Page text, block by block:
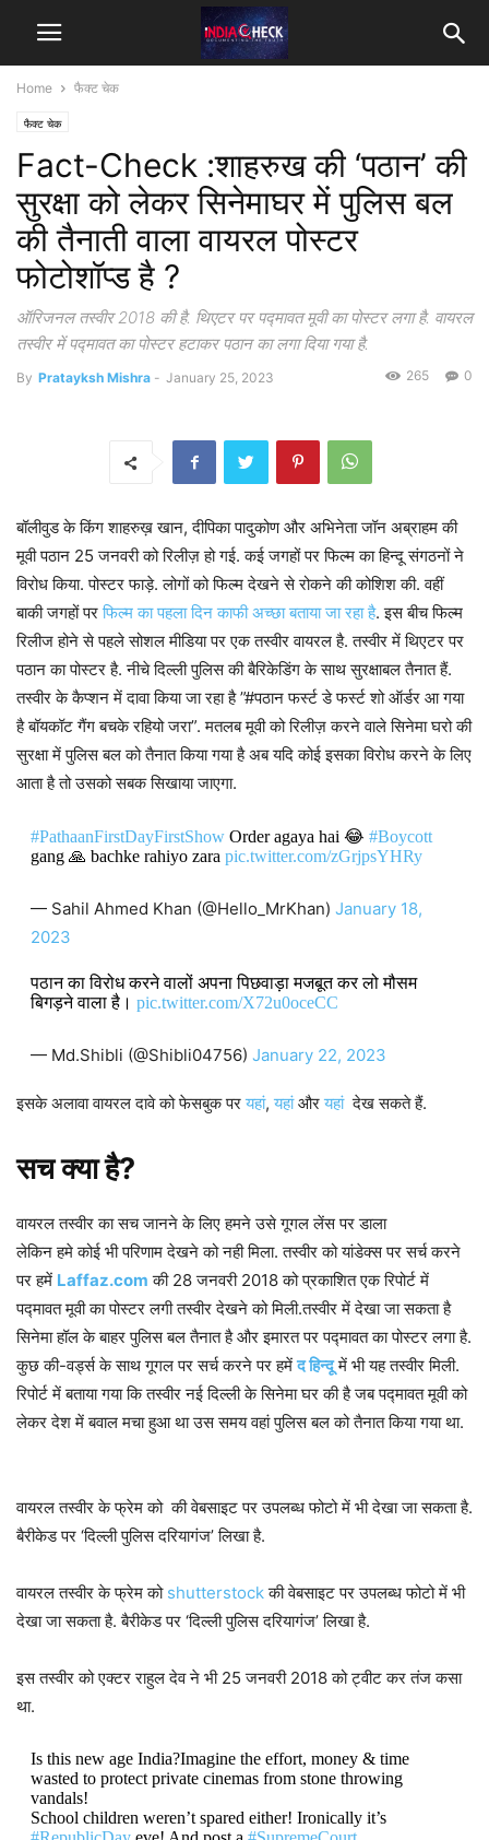
Home फैक्ट चेक
फैक्ट चेक
Fact-Check :शाहरुख की ‘पठान’ की
सुरक्षा को लेकर सिनेमाघर में पुलिस बल
की तैनाती वाला वायरल पोस्टर
फोटोशॉप्ड है ?
ऑरिजनल तस्वीर 2018 की है. थिएटर पर पद्मावत मूवी का पोस्टर लगा है. वायरल
तस्वीर में पद्मावत का पोस्टर हटाकर पठान का लगा दिया गया है.
By Pratayksh Mishra - January 25, 2023 0
265
बॉलीवुड के किंग शाहरुख़ खान, दीपिका पादुकोण और अभिनेता जॉन अब्राहम की
मूवी पठान 25 जनवरी को रिलीज़ हो गई. कई जगहों पर फिल्म का हिन्दू संगठनों ने
विरोध किया. पोस्टर फाड़े. लोगों को फिल्म देखने से रोकने की कोशिश की. वहीं
बाकी जगहों परफिल्म का पहला दिन काफी अच्छा बताया जा रहा है. इस बीच फिल्म
रिलीज होने से पहले सोशल मीडिया पर एक तस्वीर वायरल है. तस्वीर में थिएटर पर
पठान का पोस्टर है. नीचे दिल्ली पुलिस की बैरिकेडिंग के साथ सुरक्षाबल तैनात हैं.
तस्वीर के कैप्शन में दावा किया जा रहा है ”#पठान फर्स्ट डे फर्स्ट शो ऑर्डर आ गया
है बॉयकॉट गैंग बचके रहियो जरा”. मतलब मूवी को रिलीज़ करने वाले सिनेमा घरो की
सुरक्षा में पुलिस बल को तैनात किया गया है अब यदि कोई इसका विरोध करने के लिए
आता है तो उसको सबक सिखाया जाएगा.
#PathaanFirstDayFirstShowOrder agaya hai 😂 #Boycott
gang 🙏 bachke rahiyo zara pic.twitter.com/zGrjpsYHRy
— Sahil Ahmed Khan (@Hello_MrKhan) January 18,
2023
पठान का विरोध करने वालों अपना पिछवाड़ा मजबूत कर लो मौसम
बिगड़ने वाला है। pic.twitter.com/X72u0oceCC
— Md.Shibli (@Shibli04756) January 22, 2023
इसके अलावा वायरल दावे को फेसबुक परयहां,यहांऔरयहां देख सकते हैं.
सच क्या है?
वायरल तस्वीर का सच जानने के लिए हमने उसे गूगल लेंस पर डाला
लेकिन हमे कोई भी परिणाम देखने को नही मिला. तस्वीर को यांडेक्स पर सर्च करने
पर हमें Laffaz.com की 28 जनवरी 2018 को प्रकाशित एक रिपोर्ट में
पद्मावत मूवी का पोस्टर लगी तस्वीर देखने को मिली.तस्वीर में देखा जा सकता है
सिनेमा हॉल के बाहर पुलिस बल तैनात है और इमारत पर पद्मावत का पोस्टर लगा है.
कुछ की-वर्ड्स के साथ गूगल पर सर्च करने पर हमेंद हिन्दूमें भी यह तस्वीर मिली.
रिपोर्ट में बताया गया कि तस्वीर नई दिल्ली के सिनेमा घर की है जब पद्मावत मूवी को
लेकर देश में बवाल मचा हुआ था उस समय वहां पुलिस बल को तैनात किया गया था.
वायरल तस्वीर के फ्रेम को की वेबसाइट पर उपलब्ध फोटो में भी देखा जा सकता है.
बैरीकेड पर ‘दिल्ली पुलिस दरियागंज’ लिखा है.
वायरल तस्वीर के फ्रेम को shutterstockकी वेबसाइट पर उपलब्ध फोटो में भी
देखा जा सकता है. बैरीकेड पर ‘दिल्ली पुलिस दरियागंज’ लिखा है.
इस तस्वीर को एक्टर राहुल देव ने भी 25 जनवरी 2018 को ट्वीट कर तंज कसा
था.
Is this new age India?Imagine the effort, money & time
wasted to protect private cinemas from stone throwing
vandals!
School children weren’t spared either! Ironically it’s